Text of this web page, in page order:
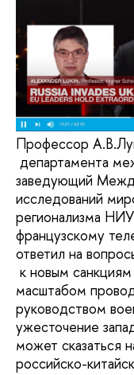
Профессор
департамента
заведующий
исследований
регионализма
французскому
ответил на
к новым
масштабом
руководством
ужесточение
может сказаться
российско-